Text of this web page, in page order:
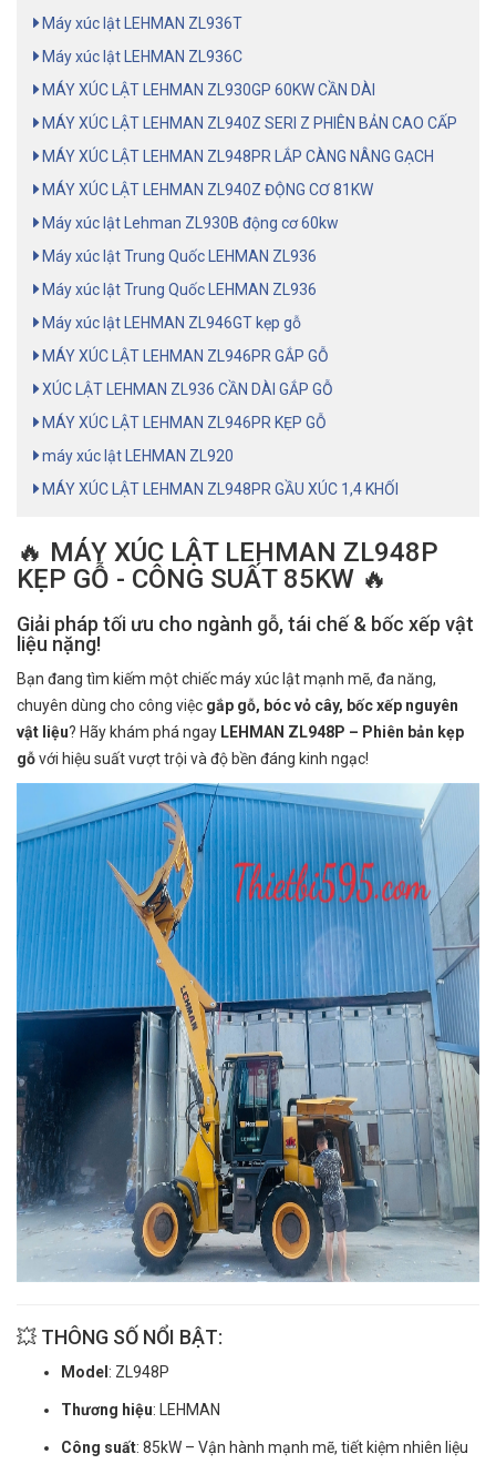
Máy xúc lật LEHMAN ZL936T
Máy xúc lật LEHMAN ZL936C
MÁY XÚC LẬT LEHMAN ZL930GP 60KW CẦN DÀI
MÁY XÚC LẬT LEHMAN ZL940Z SERI Z PHIÊN BẢN CAO CẤP
MÁY XÚC LẬT LEHMAN ZL948PR LẮP CÀNG NÂNG GẠCH
MÁY XÚC LẬT LEHMAN ZL940Z ĐỘNG CƠ 81KW
Máy xúc lật Lehman ZL930B động cơ 60kw
Máy xúc lật Trung Quốc LEHMAN ZL936
Máy xúc lật Trung Quốc LEHMAN ZL936
Máy xúc lật LEHMAN ZL946GT kẹp gỗ
MÁY XÚC LẬT LEHMAN ZL946PR GẮP GỖ
XÚC LẬT LEHMAN ZL936 CẦN DÀI GẮP GỖ
MÁY XÚC LẬT LEHMAN ZL946PR KẸP GỖ
máy xúc lật LEHMAN ZL920
MÁY XÚC LẬT LEHMAN ZL948PR GẦU XÚC 1,4 KHỐI
🔥 MÁY XÚC LẬT LEHMAN ZL948P
KẸP GỖ - CÔNG SUẤT 85KW 🔥
Giải pháp tối ưu cho ngành gỗ, tái chế & bốc xếp vật
liệu nặng!
Bạn đang tìm kiếm một chiếc máy xúc lật mạnh mẽ, đa năng,
chuyên dùng cho công việc gắp gỗ, bóc vỏ cây, bốc xếp nguyên
vật liệu? Hãy khám phá ngay LEHMAN ZL948P – Phiên bản kẹp
gỗvới hiệu suất vượt trội và độ bền đáng kinh ngạc!
💥 THÔNG SỐ NỔI BẬT:
Model : ZL948P
Thương hiệu: LEHMAN
Công suất: 85kW – Vận hành mạnh mẽ, tiết kiệm nhiên liệu